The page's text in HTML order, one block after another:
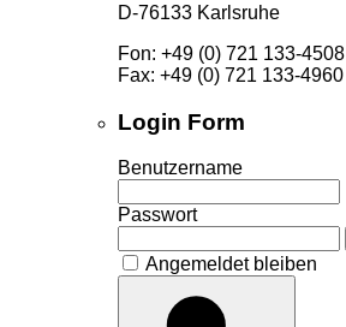
D-76133 Karlsruhe
Fon: +49 (0) 721 133-4508
Fax: +49 (0) 721 133-4960
Login Form
Benutzername
Passwort
Angemeldet bleiben